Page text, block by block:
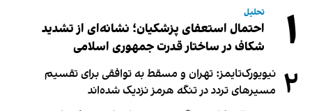
۱ تحلیل
احتمال استعفای پزشکیان؛ نشانه‌ای از تشدید
شکاف در ساختار قدرت جمهوری اسلامی
۲ نیویورک‌تایمز: تهران و مسقط به توافقی برای تقسیم
مسیرهای تردد در تنگه هرمز نزدیک شده‌اند